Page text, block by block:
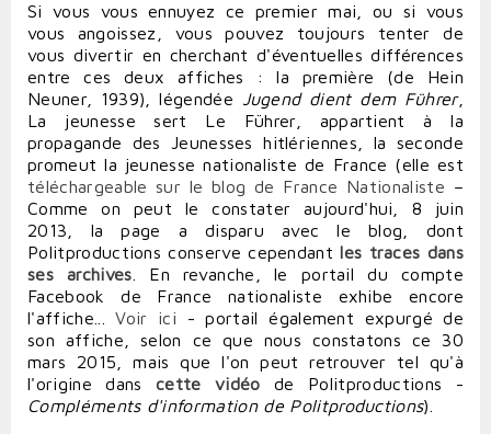
Si vous vous ennuyez ce premier mai, ou si vous
vous angoissez, vous pouvez toujours tenter de
vous divertir en cherchant d'éventuelles différences
entre ces deux affiches : la première (de Hein
Neuner, 1939), légendée Jugend dient dem Führer,
La jeunesse sert Le Führer, appartient à la
propagande des Jeunesses hitlériennes, la seconde
promeut la jeunesse nationaliste de France (elle est
téléchargeable sur le blog de France Nationaliste –
Comme on peut le constater aujourd'hui, 8 juin
2013, la page a disparu avec le blog, dont
Politproductions conserve cependant les traces dans
ses archives . En revanche, le portail du compte
Facebook de France nationaliste exhibe encore
l'affiche...Voir ici - portail également expurgé de
son affiche, selon ce que nous constatons ce 30
mars 2015, mais que l'on peut retrouver tel qu'à
l'originedans cette vidéo
de Politproductions -
Compléments d'information de Politproductions).